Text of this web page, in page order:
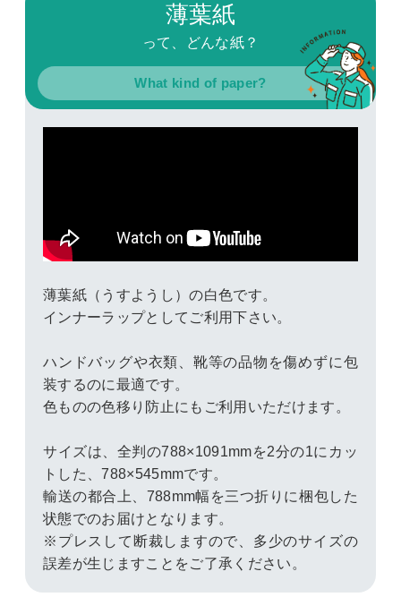
薄葉紙
って、どんな紙？
What kind of paper?
薄葉紙（うすようし）の白色です。
インナーラップとしてご利用下さい。
ハンドバッグや衣類、靴等の品物を傷めずに包
装するのに最適です。
色ものの色移り防止にもご利用いただけます。
サイズは、全判の788×1091mmを2分の1にカッ
トした、788×545mmです。
輸送の都合上、788mm幅を三つ折りに梱包した
状態でのお届けとなります。
※プレスして断裁しますので、多少のサイズの
誤差が生じますことをご了承ください。